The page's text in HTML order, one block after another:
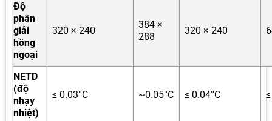
Độ
phân
giải
hồng
ngoại
320 × 240
384 ×
288
320 × 240
NETD
(độ
nhạy
nhiệt)
≤ 0.03°C ~0.05°C ≤ 0.04°C